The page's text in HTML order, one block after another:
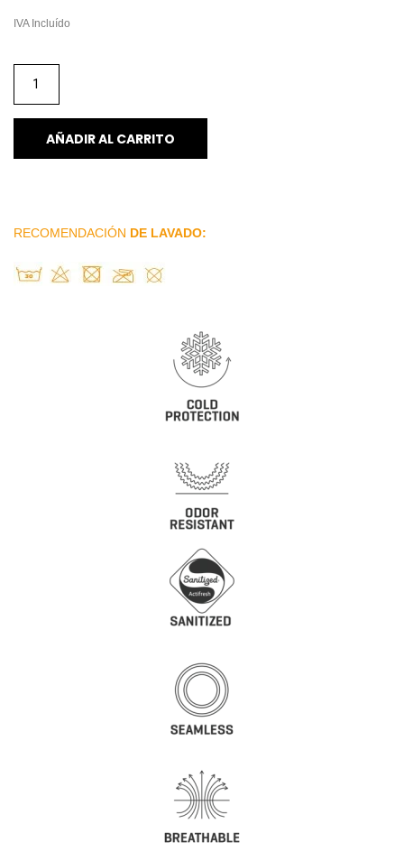
IVA Incluído
AÑADIR AL CARRITO
RECOMENDACIÓN DE LAVADO: